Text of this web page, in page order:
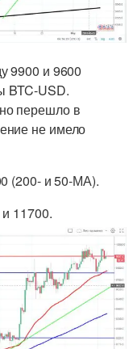
9900 и 9600
BTC-USD.
перешло в
не имело
(200- и 50-МА).
11700.